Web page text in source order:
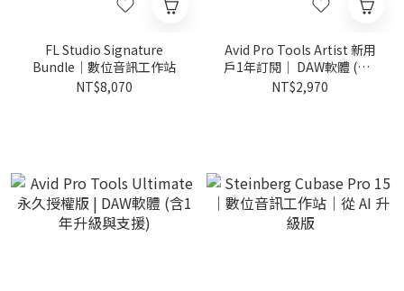
FL Studio Signature
Bundle｜數位音訊工作站
NT$8,070
Avid Pro Tools Artist 新用
戶1年訂閱｜ DAW軟體 (含1
年升級與支援)
NT$2,970